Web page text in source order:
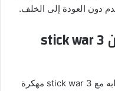
دون العودة إلى الخلف.
stick war3
تعد لعبة الفاتحون من الألعاب التي تتشابه مع stick war 3 مهكرة